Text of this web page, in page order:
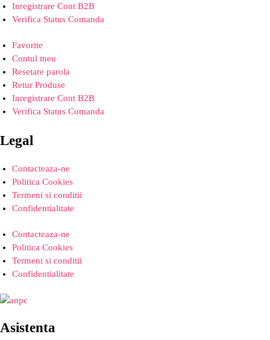
Inregistrare Cont B2B
Verifica Status Comanda
Favorite
Contul meu
Resetare parola
Retur Produse
Inregistrare Cont B2B
Verifica Status Comanda
Legal
Contacteaza-ne
Politica Cookies
Termeni si conditii
Confidentialitate
Contacteaza-ne
Politica Cookies
Termeni si conditii
Confidentialitate
Asistenta